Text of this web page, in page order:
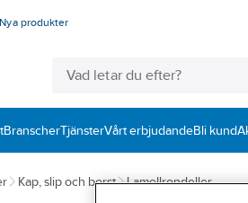
Nya produkter
BranscherTjänsterVårt erbjudandeBli kund
Kap, slip och borst Lamellrondeller